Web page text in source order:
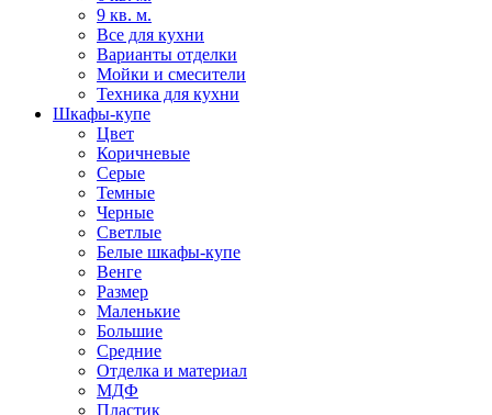
9 кв. м.
Все для кухни
Варианты отделки
Мойки и смесители
Техника для кухни
Шкафы-купе
Цвет
Коричневые
Серые
Темные
Черные
Светлые
Белые шкафы-купе
Венге
Размер
Маленькие
Большие
Средние
Отделка и материал
МДФ
Пластик